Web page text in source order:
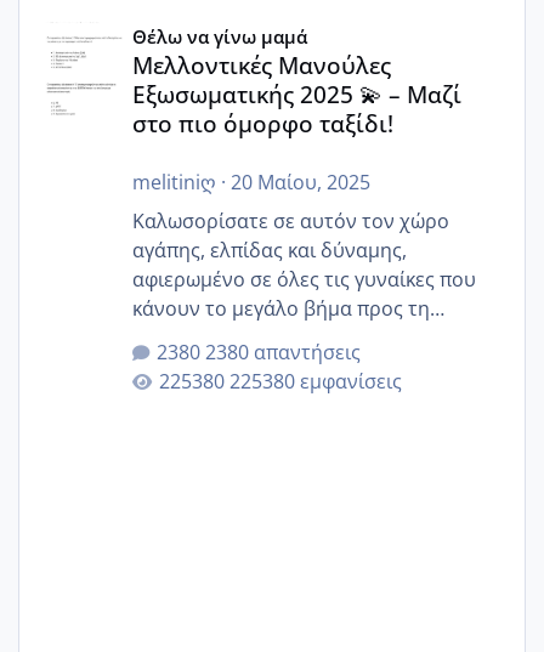
Μελλοντικές Μανούλες Εξωσωματικής 2025 💫 – Μαζί
Θέλω να γίνω μαμά
Μελλοντικές Μανούλες
Εξωσωματικής 2025 💫 – Μαζί
στο πιο όμορφο ταξίδι!
melitiniღ · 20 Μαίου, 2025
Καλωσορίσατε σε αυτόν τον χώρο
αγάπης, ελπίδας και δύναμης,
αφιερωμένο σε όλες τις γυναίκες που
κάνουν το μεγάλο βήμα προς τη
μητρότητα μέσω εξωσωματικής το 2025.
Εδώ θα μοιραστούμε αγωνίες, χαρές,
εμπειρίες και κάθε μικρή ή μεγάλη
2380 απαντήσεις
225380 εμφανίσεις